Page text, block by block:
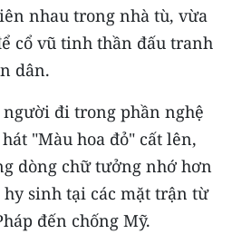
nhau trong nhà tù, vừa
cổ vũ tinh thần đấu tranh
dân.
đi trong phần nghệ
"Màu hoa đỏ" cất lên,
dòng chữ tưởng nhớ hơn
hy sinh tại các mặt trận từ
đến chống Mỹ.